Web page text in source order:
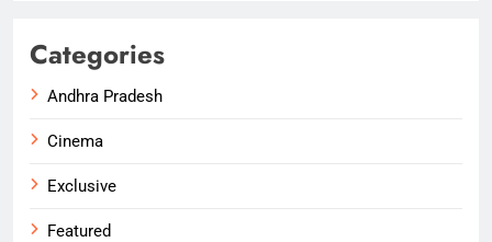
Categories
Andhra Pradesh
Cinema
Exclusive
Featured